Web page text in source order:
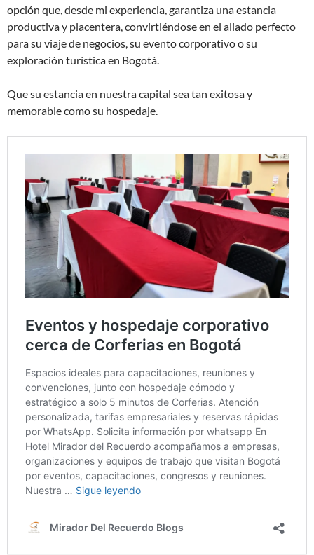
opción que, desde mi experiencia, garantiza una estancia
productiva y placentera, convirtiéndose en el aliado perfecto
para su viaje de negocios, su evento corporativo o su
exploración turística en Bogotá.
Que su estancia en nuestra capital sea tan exitosa y
memorable como su hospedaje.